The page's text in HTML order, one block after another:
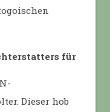
für
Dieser hob